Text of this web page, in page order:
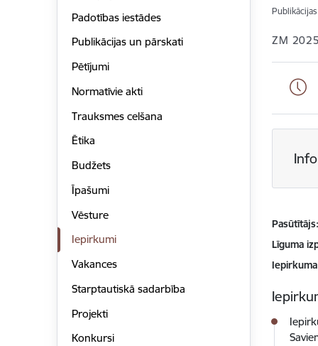
Padotības iestādes
Publikācijas un pārskati
Pētījumi
Normatīvie akti
Trauksmes celšana
Ētika
Budžets
Īpašumi
Vēsture
Iepirkumi
Vakances
Starptautiskā sadarbība
Projekti
Konkursi
ZM
Pasūtītājs
Līguma